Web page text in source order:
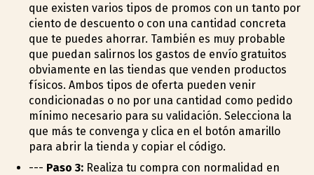
que existen varios tipos de promos con un tanto por
ciento de descuento o con una cantidad concreta
que te puedes ahorrar. También es muy probable
que puedan salirnos los gastos de envío gratuitos
obviamente en las tiendas que venden productos
físicos. Ambos tipos de oferta pueden venir
condicionadas o no por una cantidad como pedido
mínimo necesario para su validación. Selecciona la
que más te convenga y clica en el botón amarillo
para abrir la tienda y copiar el código.
--- Paso 3:Realiza tu compra con normalidad en